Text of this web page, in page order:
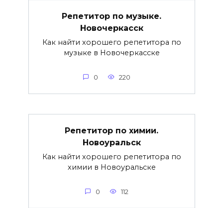
Репетитор по музыке.
Новочеркасск
Как найти хорошего репетитора по
музыке в Новочеркасске
0 220
Репетитор по химии.
Новоуральск
Как найти хорошего репетитора по
химии в Новоуральске
0 112